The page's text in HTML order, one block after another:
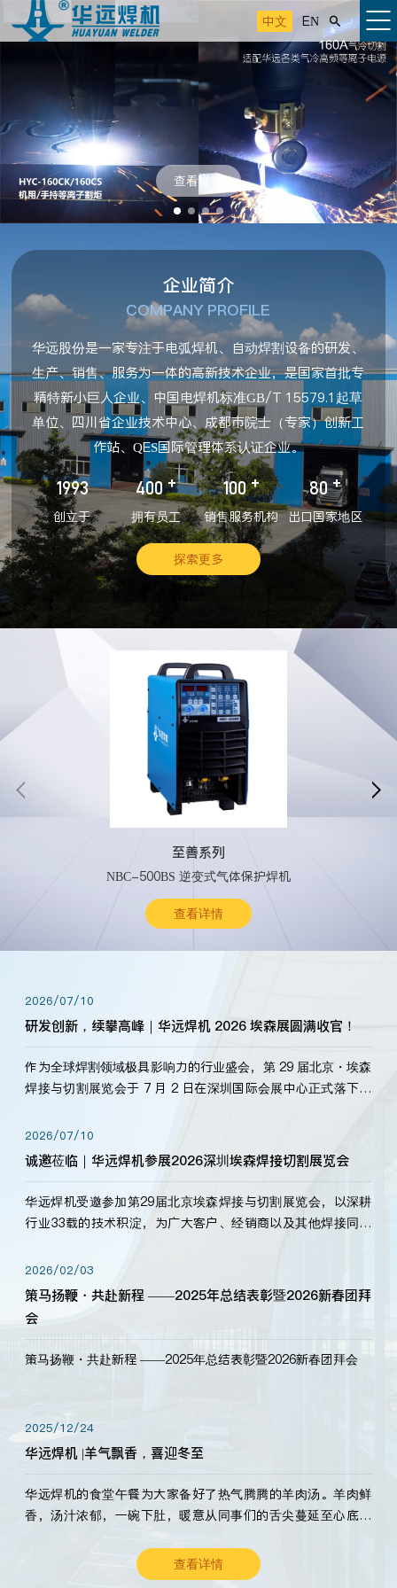
中文 EN 
查看详情
企业简介
COMPANY PROFILE
华远股份是一家专注于电弧焊机、自动焊割设备的研发、
生产、销售、服务为一体的高新技术企业，是国家首批专
精特新小巨人企业、中国电焊机标准GB/T 15579.1起草
单位、四川省企业技术中心、成都市院士（专家）创新工
作站、QES国际管理体系认证企业。
1993
创立于
400 +
拥有员工
100 +
销售服务机构
80 +
出口国家地区
探索更多
至善系列
NBC-500BS 逆变式气体保护焊机
查看详情
 
2026/07/10
研发创新，续攀高峰｜华远焊机 2026 埃森展圆满收官！
作为全球焊割领域极具影响力的行业盛会，第 29 届北京・埃森
焊接与切割展览会于 7 月 2 日在深圳国际会展中心正式落下帷
标准，持之以恒研发新产品、新技术。新老客户、行业伙伴、
海内外客户为目睹公司发布的新产…
2026/07/10
诚邀莅临｜华远焊机参展2026深圳埃森焊接切割展览会
华远焊机受邀参加第29届北京埃森焊接与切割展览会，以深耕
行业33载的技术积淀，为广大客户、经销商以及其他焊接同仁
2026/02/03
策马扬鞭・共赴新程 ——2025年总结表彰暨2026新春团拜
会
策马扬鞭・共赴新程 ——2025年总结表彰暨2026新春团拜会
2025/12/24
华远焊机 |羊气飘香，喜迎冬至
华远焊机的食堂午餐为大家备好了热气腾腾的羊肉汤。羊肉鲜
香，汤汁浓郁，一碗下肚，暖意从同事们的舌尖蔓延至心底。
查看详情